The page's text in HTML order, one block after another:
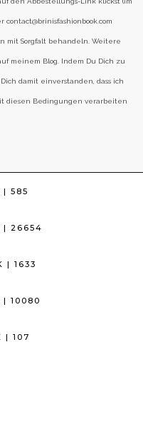
mit Sorgfalt behandeln. Weitere
meinem Blog. Indem Du Dich zu
damit einverstanden, dass ich
diesen Bedingungen verarbeiten
| 585
| 26654
| 1633
| 10080
| 107